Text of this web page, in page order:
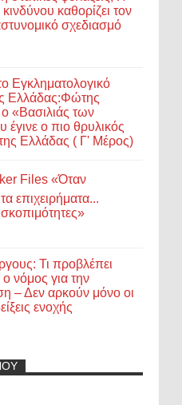
καθορίζει τον
σχεδιασμό
Εγκληματολογικό
Ελλάδας:Φώτης
ο «Βασιλιάς των
ο πιο θρυλικός
Ελλάδας ( Γ' Μέρος)
Files «Όταν
επιχειρήματα...
Τι προβλέπει
νόμος για την
– Δεν αρκούν μόνο οι
ενοχής